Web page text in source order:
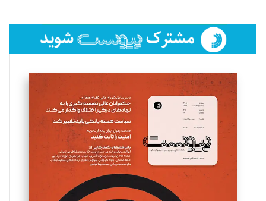
فائزه فتحی رستمی
تحریریه
سروش کرمیان
تحریریه
مینا پاکدل